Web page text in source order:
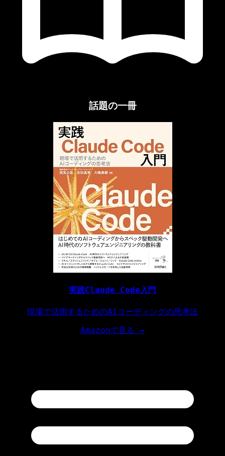
話題の一冊
実践Claude Code入門
現場で活用するためのAIコーディングの思考法
Amazonで見る →